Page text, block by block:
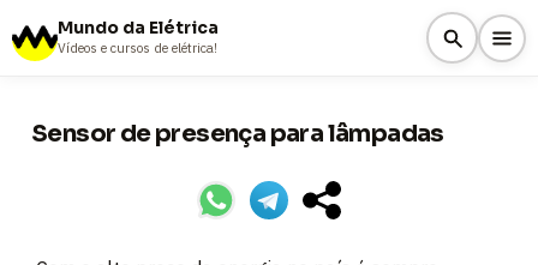
Mundo da Elétrica
Vídeos e cursos de elétrica!
Sensor de presença para lâmpadas